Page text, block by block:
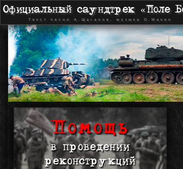
Официальный саундтрек «Поле
Текст песни А.Шаганов, музыка О.Макин
Помощь
в проведении
реконструкций